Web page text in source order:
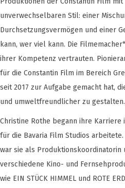
unverwechselbaren Stil: einer
Durchsetzungsvermögen und einer
kann, wer viel kann. Die
ihrer Kompetenz vertrauten.
für die Constantin Film im Bereich
seit 2017 zur Aufgabe gemacht hat,
und umweltfreundlicher zu gestalten.
Christine Rothe begann ihre Karriere
für die Bavaria Film Studios
war sie als
verschiedene Kino- und
wie EIN STÜCK HIMMEL und ROTE